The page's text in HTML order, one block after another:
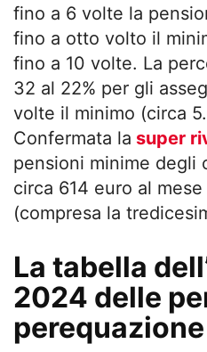
fino a 6 volte la
fino a otto volto il
fino a 10 volte. La
32 al 22% per gli
volte il minimo (circa
Confermata la super
pensioni minime degli
circa 614 euro al
(compresa la
La tabella
2024 delle
perequazione